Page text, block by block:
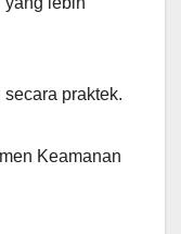
praktek.
Keamanan